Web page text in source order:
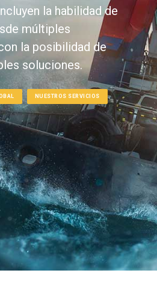
la habilidad de
múltiples
la posibilidad de
soluciones.
NUESTROS SERVICIOS